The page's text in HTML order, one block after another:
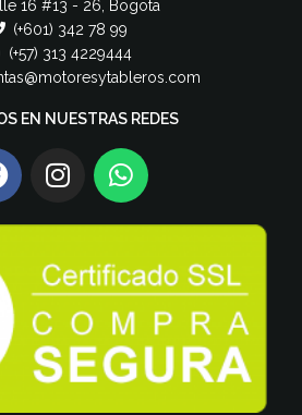
16 #13 - 26, Bogota
(+601) 342 78 99
(+57) 313 4229444
EN NUESTRAS REDES